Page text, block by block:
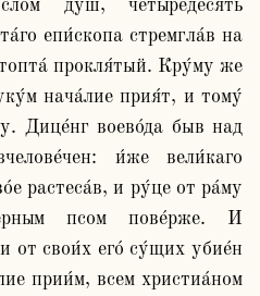
душ, четы́редесять
епи́скопа стремгла́в на
прокля́тый. Кру́му же
нача́лие прия́т, и тому́
Дице́нг воево́да быв над
и́же вели́каго
растеса́в, и ру́це от ра́му
псом пове́рже. И
от свои́х его́ су́щих убие́н
прии́м, всем христиа́ном